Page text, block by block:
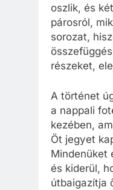
oszlik, és
párosról,
sorozat,
részeket,
A történet
a nappali
kezében,
Öt jegyet
Mindenüket
és kiderül,
útbaigazítja